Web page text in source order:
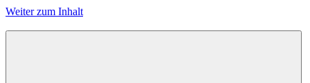
Weiter zum Inhalt